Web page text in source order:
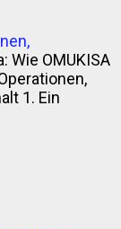
Wie OMUKISA
1. Ein